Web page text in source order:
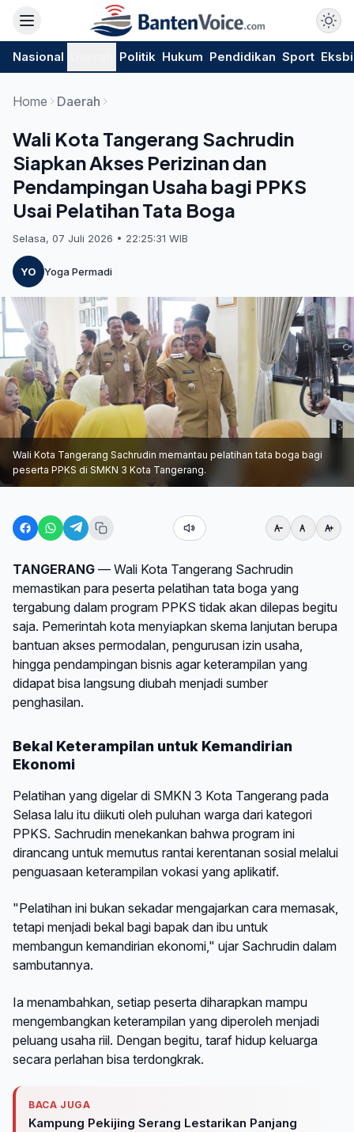
Nasional Politik Hukum Pendidikan Sport
Home Daerah
Wali Kota Tangerang Sachrudin
Siapkan Akses Perizinan dan
Pendampingan Usaha bagi PPKS
Usai Pelatihan Tata Boga
Selasa, 07 Juli 2026 • 22:25:31 WIB
YO Yoga Permadi
Wali Kota Tangerang Sachrudin memantau pelatihan tata boga bagi
peserta PPKS di SMKN 3 Kota Tangerang.
TANGERANG — Wali Kota Tangerang Sachrudin
memastikan para peserta pelatihan tata boga yang
tergabung dalam program PPKS tidak akan dilepas begitu
saja. Pemerintah kota menyiapkan skema lanjutan berupa
bantuan akses permodalan, pengurusan izin usaha,
hingga pendampingan bisnis agar keterampilan yang
didapat bisa langsung diubah menjadi sumber
penghasilan.
Bekal Keterampilan untuk Kemandirian
Ekonomi
Pelatihan yang digelar di SMKN 3 Kota Tangerang pada
Selasa lalu itu diikuti oleh puluhan warga dari kategori
PPKS. Sachrudin menekankan bahwa program ini
dirancang untuk memutus rantai kerentanan sosial melalui
penguasaan keterampilan vokasi yang aplikatif.
"Pelatihan ini bukan sekadar mengajarkan cara memasak,
tetapi menjadi bekal bagi bapak dan ibu untuk
membangun kemandirian ekonomi," ujar Sachrudin dalam
sambutannya.
Ia menambahkan, setiap peserta diharapkan mampu
mengembangkan keterampilan yang diperoleh menjadi
peluang usaha riil. Dengan begitu, taraf hidup keluarga
secara perlahan bisa terdongkrak.
BACA JUGA
Kampung Pekijing Serang Lestarikan Panjang